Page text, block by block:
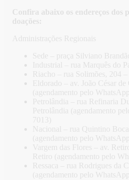
Confira abaixo os endereços dos
doações:
Administrações Regionais
Sede – praça Silviano
Industrial – rua Marquês do
Riacho – rua Solimões, 204
Eldorado – av. João César
(agendamento pelo
Petrolândia – rua Refinaria
Petrolândia (agendamento
7013)
Nacional – rua Quintino
(agendamento pelo
Vargem das Flores – av.
Retiro (agendamento pelo
Ressaca – rua Rodrigues da
(agendamento pelo